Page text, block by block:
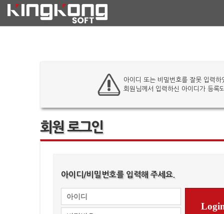
아이디 또는 비밀번호를 잘못 입력하
회원님께서 입력하신 아이디가 등록
회원 로그인
아이디/비밀번호를 입력해 주세요.